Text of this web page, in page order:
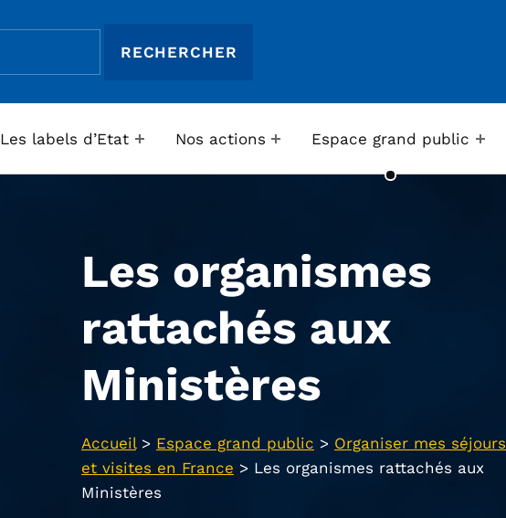
Les labels d’Etat Nos actions Espace grand public
Les organismes
rattachés aux
Ministères
Accueil> Espace grand public > Organiser mes séjours
et visites en France > Les organismes rattachés aux
Ministères